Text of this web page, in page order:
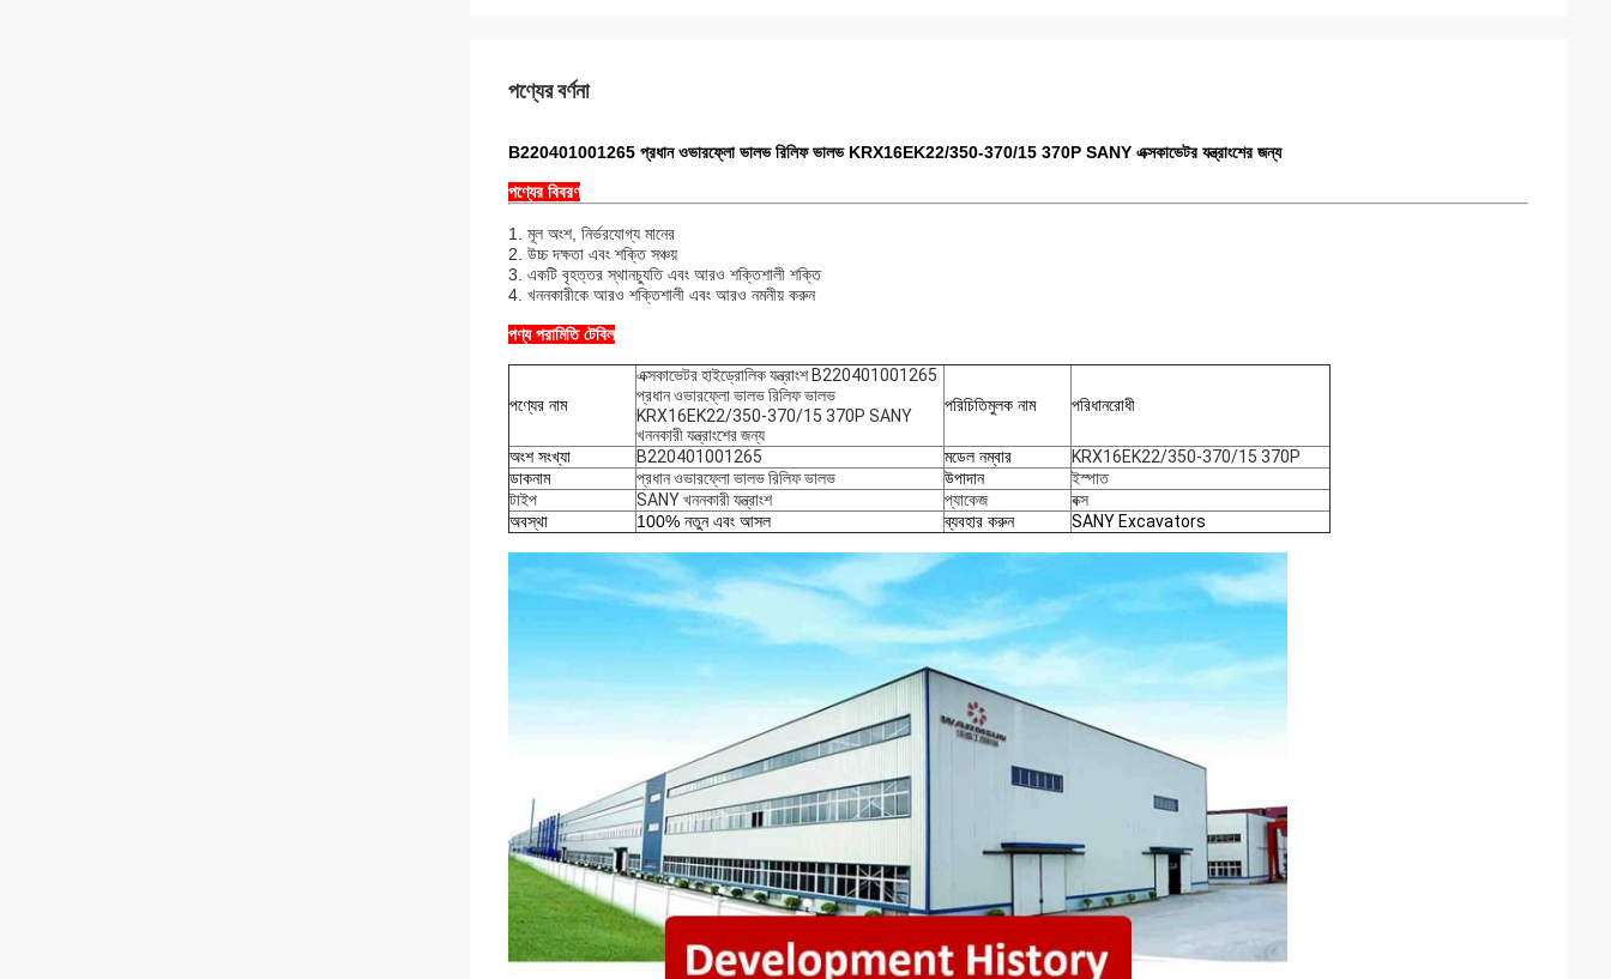
পণ্যের বর্ণনা
B220401001265 প্রধান ওভারফ্লো ভালভ রিলিফ ভালভ KRX16EK22/350-370/15 370P SANY এক্সকাভেটর যন্ত্রাংশের জন্য
পণ্যের বিবরণ
1. মূল অংশ, নির্ভরযোগ্য মানের
2. উচ্চ দক্ষতা এবং শক্তি সঞ্চয়
3. একটি বৃহত্তর স্থানচ্যুতি এবং আরও শক্তিশালী শক্তি
4. খননকারীকে আরও শক্তিশালী এবং আরও নমনীয় করুন
পণ্য পরামিতি টেবিল
পণ্যের নাম
এক্সকাভেটর হাইড্রোলিক যন্ত্রাংশ B220401001265
প্রধান ওভারফ্লো ভালভ রিলিফ ভালভ
KRX16EK22/350-370/15 370P SANY
খননকারী যন্ত্রাংশের জন্য
পরিচিতিমুলক নাম পরিধানরোধী
অংশ সংখ্যা B220401001265 মডেল নম্বার
KRX16EK22/350-370/15 370P
ডাকনাম
প্রধান ওভারফ্লো ভালভ রিলিফ ভালভ উপাদান
ইস্পাত
টাইপ
SANY খননকারী যন্ত্রাংশ প্যাকেজ
বক্স
অবস্থা
100% নতুন এবং আসল ব্যবহার করুন SANY Excavators